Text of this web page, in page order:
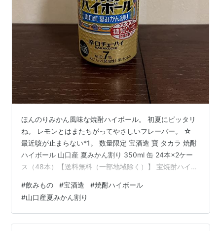
ほんのりみかん風味な焼酎ハイボール。 初夏にピッタリ
ね。 レモンとはまたちがってやさしいフレーバー。 ☆
最近咳が止まらない*1。 数量限定 宝酒造 寶 タカラ 焼酎
ハイボール 山口産 夏みかん割り 350ml 缶 24本×2ケー
ス（48本）【送料無料（一部地域除く）】 宝焼酎ハイボ
ポン】ラルコバレーノ 財布 L'arcobaleno スマートカード
ウォレット ミニ財布 二つ折り財布 コンパクト財布 イタ
リア製 本革 ゴートレザー 軽い レディース メンズ
la501gt ★価格: 39600 円楽天で詳細を見る 【公式】エ
#飲みもの #宝酒造 #焼酎ハイボール
#山口産夏みかん割り